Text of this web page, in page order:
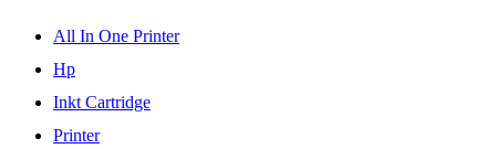
All In One Printer
Hp
Inkt Cartridge
Printer